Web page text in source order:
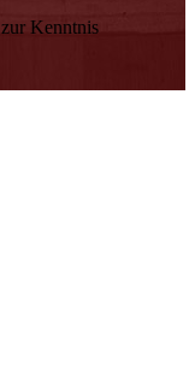
zur Kenntnis